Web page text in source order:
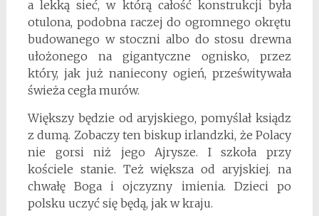
a lekką sieć, w którą całość konstrukcji była
otulona, podobna raczej do ogromnego okrętu
budowanego w stoczni albo do stosu drewna
ułożonego na gigantyczne ognisko, przez
który, jak już naniecony ogień, prześwitywała
świeża cegła murów.
Większy będzie od aryjskiego, pomyślał ksiądz
z dumą. Zobaczy ten biskup irlandzki, że Polacy
nie gorsi niż jego Ajrysze. I szkoła przy
kościele stanie. Też większa od aryjskiej. na
chwałę Boga i ojczyzny imienia. Dzieci po
polsku uczyć się będą, jak w kraju.